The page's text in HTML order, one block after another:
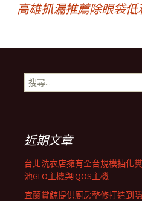
章
導
航
列
高雄抓漏推薦除眼袋
搜
尋
近期文章
台北洗衣店擁有全台規模抽化糞
池GLO主機與IQOS主機
宜蘭賞鯨提供廚房整修打造到隱